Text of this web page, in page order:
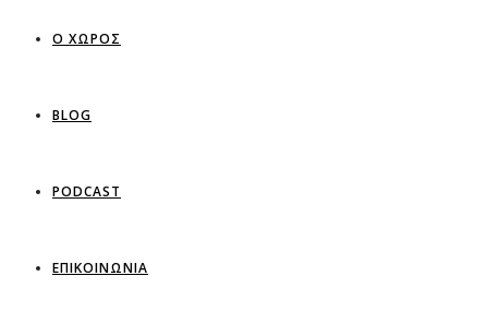
Ο ΧΩΡΟΣ
BLOG
PODCAST
ΕΠΙΚΟΙΝΩΝΙΑ